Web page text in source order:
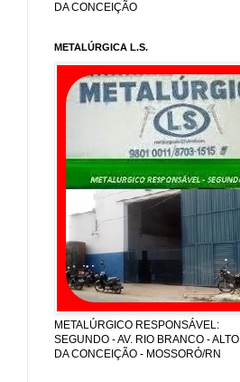
DA CONCEIÇÃO
METALÚRGICA L.S.
METALÚRGICO RESPONSÁVEL:
SEGUNDO - AV. RIO BRANCO - ALTO
DA CONCEIÇÃO - MOSSORÓ/RN